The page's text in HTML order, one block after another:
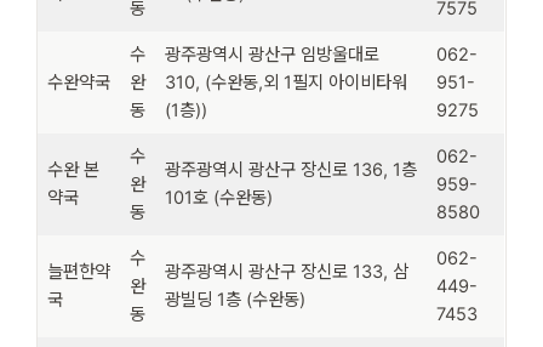
동 7575
수완약국
수
완
동
광주광역시 광산구 임방울대로
310, (수완동,외 1필지 아이비타워
(1층))
062-
951-
9275
수완 본
약국
수
완
동
광주광역시 광산구 장신로 136, 1층
101호 (수완동)
062-
959-
8580
늘편한약
국
수
완
동
광주광역시 광산구 장신로 133, 삼
광빌딩 1층 (수완동)
062-
449-
7453